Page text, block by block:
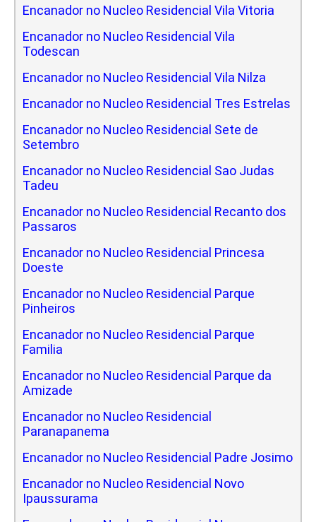
Encanador no Nucleo Residencial Vila Vitoria
Encanador no Nucleo Residencial Vila
Todescan
Encanador no Nucleo Residencial Vila Nilza
Encanador no Nucleo Residencial Tres Estrelas
Encanador no Nucleo Residencial Sete de
Setembro
Encanador no Nucleo Residencial Sao Judas
Tadeu
Encanador no Nucleo Residencial Recanto dos
Passaros
Encanador no Nucleo Residencial Princesa
Doeste
Encanador no Nucleo Residencial Parque
Pinheiros
Encanador no Nucleo Residencial Parque
Familia
Encanador no Nucleo Residencial Parque da
Amizade
Encanador no Nucleo Residencial
Paranapanema
Encanador no Nucleo Residencial Padre Josimo
Encanador no Nucleo Residencial Novo
Ipaussurama